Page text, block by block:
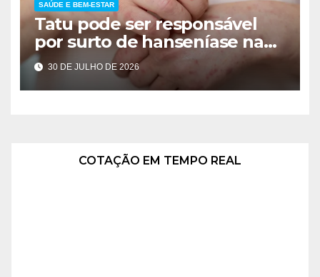
SAÚDE E BEM-ESTAR
Tatu pode ser responsável
por surto de hanseníase na
Flórida
30 DE JULHO DE 2026
COTAÇÃO EM TEMPO REAL